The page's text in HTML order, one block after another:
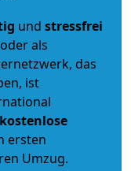
und stressfrei
oder als
das
ist
ersten
Umzug.